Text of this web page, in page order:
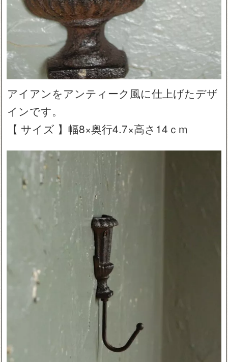
アイアンをアンティーク風に仕上げたデザ
インです。
【 サイズ 】幅8×奥行4.7×高さ14ｃm